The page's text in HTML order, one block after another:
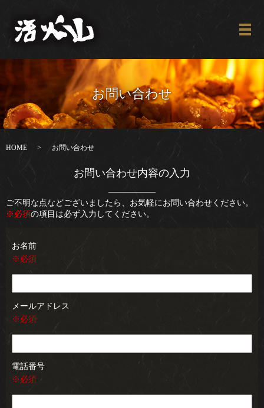
メ
お問い合わせ
HOME お問い合わせ
お問い合わせ内容の入力
ご不明な点などございましたら、お気軽にお問い合わせください。
※必須の項目は必ず入力してください。
お名前
※必須
メールアドレス
※必須
電話番号
※必須